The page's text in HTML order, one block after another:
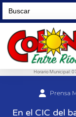
Search
for:
Horario Municipal:
Prensa
En el CIC del